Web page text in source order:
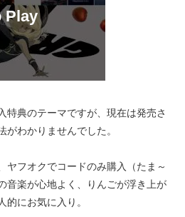
特典のテーマですが、現在は発売さ
わかりませんでした。
ヤフオクでコードのみ購入（たま～
音楽が心地よく、りんごが浮き上が
的にお気に入り。